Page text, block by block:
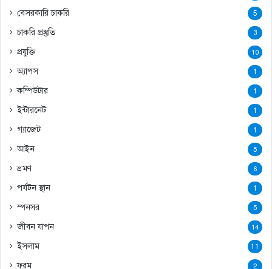
বেসরকারি চাকরি 5
চাকরি প্রস্তুতি 3
প্রযুক্তি 10
অ্যাপস 1
কম্পিউটার 1
ইন্টারনেট 1
গ্যাজেট 1
আইন 5
ভ্রমণ 6
পর্যটন স্থান 1
স্পনসর 5
জীবন যাপন 14
ইসলাম 11
ফরম 2